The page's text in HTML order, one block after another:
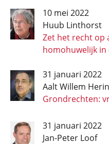
10 mei 2022
Huub Linthorst
Zet het recht op
homohuwelijk
31 januari 2022
Aalt Willem
Grondrechten:
31 januari 2022
Jan-Peter Loof